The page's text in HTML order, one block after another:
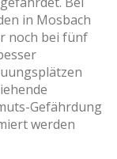
in Mosbach
noch bei fünf
Gefährdung
werden